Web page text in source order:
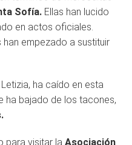
Sofía. Ellas han lucido
en actos oficiales.
empezado a sustituir
ha caído en esta
ha bajado de los tacones,
para visitar la Asociación